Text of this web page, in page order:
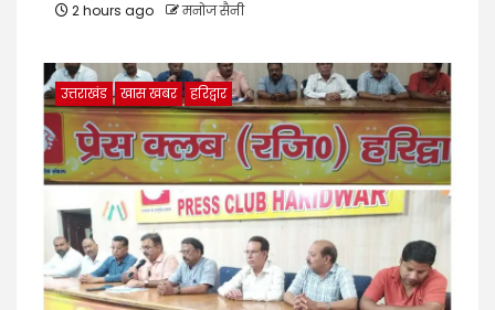
2 hours ago मनोज सैनी
उत्तराखंड खास खबर हरिद्वार